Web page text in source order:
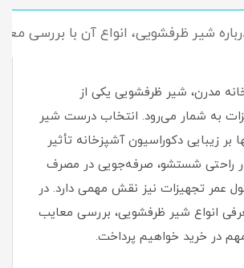
شیر ظرفشویی، انواع آن با بررسی
مدرن، شیر ظرفشویی یکی از
به شمار می‌رود. انتخاب درست شیر
بر زیبایی دکوراسیون آشپزخانه تأثیر
در راحتی شستشو، صرفه‌جویی در مصرف
عمر تجهیزات نیز نقش مهمی دارد. در
انواع شیر ظرفشویی، بررسی معایب
در خرید خواهیم پرداخت.